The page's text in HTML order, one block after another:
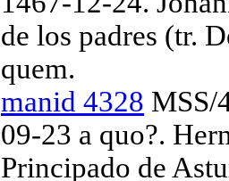
de los padres (tr.
quem.
manid 4328 MSS/
09-23 a quo?.
Principado de